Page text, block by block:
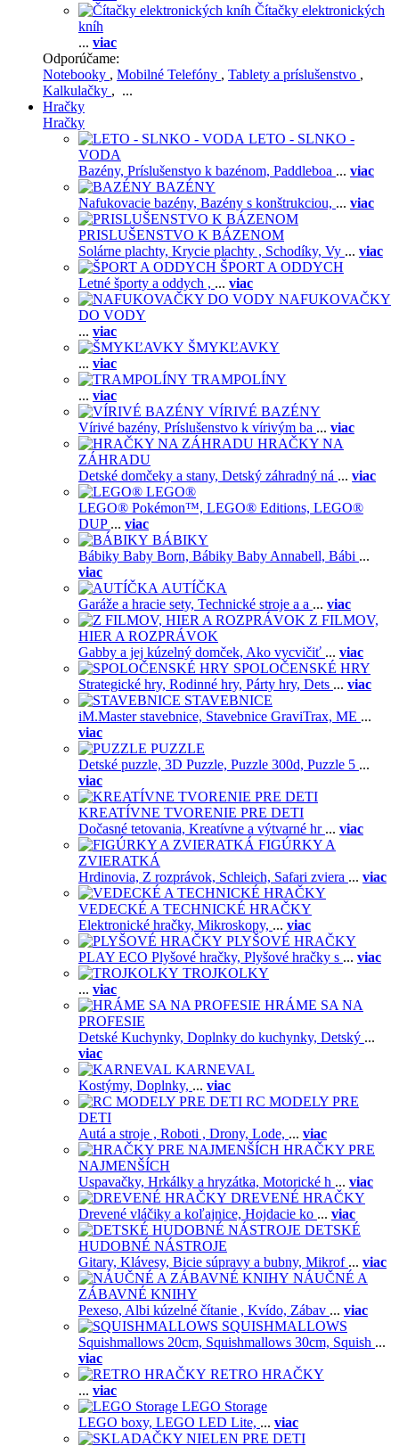
Čítačky elektronických
kníh
... viac
Odporúčame:
Notebooky , Mobilné Telefóny , Tablety a príslušenstvo ,
Kalkulačky , ...
Hračky
Hračky
LETO - SLNKO -
VODA
Bazény, Príslušenstvo k bazénom, Paddleboa ... viac
BAZÉNY
Nafukovacie bazény, Bazény s konštrukciou, ... viac
PRISLUŠENSTVO K BÁZENOM
Solárne plachty, Krycie plachty , Schodíky, Vy ... viac
ŠPORT A ODDYCH
Letné športy a oddych , ... viac
NAFUKOVAČKY
DO VODY
... viac
ŠMYKĽAVKY
... viac
TRAMPOLÍNY
... viac
VÍRIVÉ BAZÉNY
Vírivé bazény, Príslušenstvo k vírivým ba ... viac
HRAČKY NA
ZÁHRADU
Detské domčeky a stany, Detský záhradný ná ... viac
LEGO®
LEGO® Pokémon™, LEGO® Editions, LEGO®
DUP ... viac
BÁBIKY
Bábiky Baby Born, Bábiky Baby Annabell, Bábi ...
viac
AUTÍČKA
Garáže a hracie sety, Technické stroje a a ... viac
Z FILMOV,
HIER A ROZPRÁVOK
Gabby a jej kúzelný domček, Ako vycvičiť ... viac
SPOLOČENSKÉ HRY
Strategické hry, Rodinné hry, Párty hry, Dets ... viac
STAVEBNICE
iM.Master stavebnice, Stavebnice GraviTrax, ME ...
viac
PUZZLE
Detské puzzle, 3D Puzzle, Puzzle 300d, Puzzle 5 ...
viac
KREATÍVNE TVORENIE PRE DETI
Dočasné tetovania, Kreatívne a výtvarné hr ... viac
FIGÚRKY A
ZVIERATKÁ
Hrdinovia, Z rozprávok, Schleich, Safari zviera ... viac
VEDECKÉ A TECHNICKÉ HRAČKY
Elektronické hračky, Mikroskopy, ... viac
PLYŠOVÉ HRAČKY
PLAY ECO Plyšové hračky, Plyšové hračky s ... viac
TROJKOLKY
... viac
HRÁME SA NA
PROFESIE
Detské Kuchynky, Doplnky do kuchynky, Detský ...
viac
KARNEVAL
Kostýmy, Doplnky, ... viac
RC MODELY PRE
DETI
Autá a stroje , Roboti , Drony, Lode, ... viac
HRAČKY PRE
NAJMENŠÍCH
Uspavačky, Hrkálky a hryzátka, Motorické h ... viac
DREVENÉ HRAČKY
Drevené vláčiky a koľajnice, Hojdacie ko ... viac
DETSKÉ
HUDOBNÉ NÁSTROJE
Gitary, Klávesy, Bicie súpravy a bubny, Mikrof ... viac
NÁUČNÉ A
ZÁBAVNÉ KNIHY
Pexeso, Albi kúzelné čítanie , Kvído, Zábav ... viac
SQUISHMALLOWS
Squishmallows 20cm, Squishmallows 30cm, Squish ...
viac
RETRO HRAČKY
... viac
LEGO Storage
LEGO boxy, LEGO LED Lite, ... viac